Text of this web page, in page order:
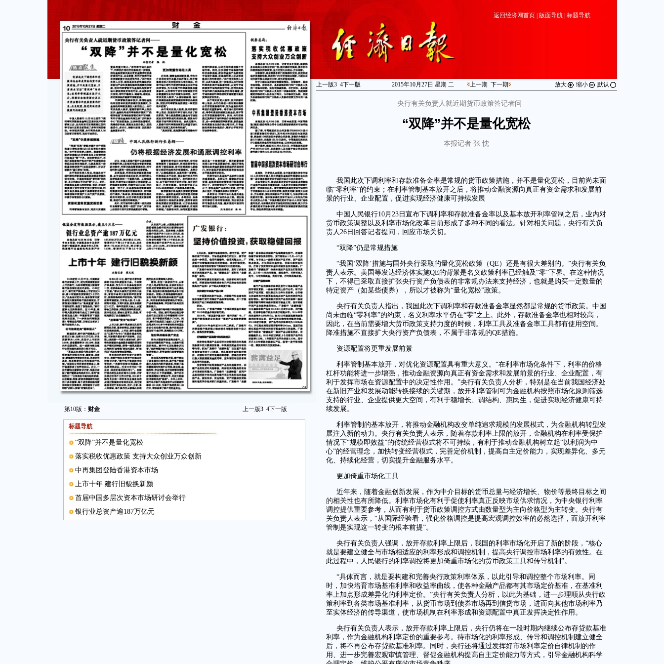
第10版： 财金 上一版3 4下一版
标题导航
“双降”并不是量化宽松
落实税收优惠政策 支持大众创业万众创新
中再集团登陆香港资本市场
上市十年 建行旧貌换新颜
首届中国多层次资本市场研讨会举行
银行业总资产逾187万亿元
返回经济网首页| 版面导航| 标题导航
上一版3 4下一版 2015年10月27日 星期 二 上一期 下一期 放大 缩小 默认
央行有关负责人就近期货币政策答记者问——
“双降”并不是量化宽松
本报记者 张 忱
我国此次下调利率和存款准备金率是常规的货币政策措施，并不是量化宽松，目前尚未面
临“零利率”的约束；在利率管制基本放开之后，将推动金融资源向真正有资金需求和发展前
景的行业、企业配置，促进实现经济健康可持续发展
中国人民银行10月23日宣布下调利率和存款准备金率以及基本放开利率管制之后，业内对
货币政策调整以及利率市场化改革目前形成了多种不同的看法。针对相关问题，央行有关负
责人26日回答记者提问，回应市场关切。
“双降”仍是常规措施
“我国‘双降’措施与国外央行采取的量化宽松政策（QE）还是有很大差别的。”央行有关负
责人表示。美国等发达经济体实施QE的背景是名义政策利率已经触及“零”下界。在这种情况
下，不得已采取直接扩张央行资产负债表的非常规办法来支持经济，也就是购买一定数量的
特定资产（如某些债券），所以才被称为“量化宽松”政策。
央行有关负责人指出，我国此次下调利率和存款准备金率显然都是常规的货币政策。中国
尚未面临“零利率”的约束，名义利率水平仍在“零”之上。此外，存款准备金率也相对较高，
因此，在当前需要增大货币政策支持力度的时候，利率工具及准备金率工具都有使用空间。
降准措施不直接扩大央行资产负债表，不属于非常规的QE措施。
资源配置将更重发展前景
利率管制基本放开，对优化资源配置具有重大意义。“在利率市场化条件下，利率的价格
杠杆功能将进一步增强，推动金融资源向真正有资金需求和发展前景的行业、企业配置，有
利于发挥市场在资源配置中的决定性作用。”央行有关负责人分析，特别是在当前我国经济处
在新旧产业和发展动能转换接续的关键期，放开利率管制可为金融机构按照市场化原则筛选
支持的行业、企业提供更大空间，有利于稳增长、调结构、惠民生，促进实现经济健康可持
续发展。
利率管制的基本放开，将推动金融机构改变单纯追求规模的发展模式，为金融机构转型发
展注入新的动力。央行有关负责人表示，随着存款利率上限的放开，金融机构在利率受保护
情况下“规模即效益”的传统经营模式将不可持续，有利于推动金融机构树立起“以利润为中
心”的经营理念，加快转变经营模式，完善定价机制，提高自主定价能力，实现差异化、多元
化、持续化经营，切实提升金融服务水平。
更加倚重市场化工具
近年来，随着金融创新发展，作为中介目标的货币总量与经济增长、物价等最终目标之间
的相关性也有所降低。利率市场化有利于促使利率真正反映市场供求情况，为中央银行利率
调控提供重要参考，从而有利于货币政策调控方式由数量型为主向价格型为主转变。央行有
关负责人表示，“从国际经验看，强化价格调控是提高宏观调控效率的必然选择，而放开利率
管制是实现这一转变的根本前提”。
央行有关负责人强调，放开存款利率上限后，我国的利率市场化开启了新的阶段，“核心
就是要建立健全与市场相适应的利率形成和调控机制，提高央行调控市场利率的有效性。在
此过程中，人民银行的利率调控将更加倚重市场化的货币政策工具和传导机制”。
“具体而言，就是要构建和完善央行政策利率体系，以此引导和调控整个市场利率。同
时，加快培育市场基准利率和收益率曲线，使各种金融产品都有其市场定价基准，在基准利
率上加点形成差异化的利率定价。”央行有关负责人分析，以此为基础，进一步理顺从央行政
策利率到各类市场基准利率，从货币市场到债券市场再到信贷市场，进而向其他市场利率乃
至实体经济的传导渠道，使市场机制在利率形成和资源配置中真正发挥决定性作用。
央行有关负责人表示，放开存款利率上限后，央行仍将在一段时期内继续公布存贷款基准
利率，作为金融机构利率定价的重要参考。待市场化的利率形成、传导和调控机制建立健全
后，将不再公布存贷款基准利率。同时，央行还将通过发挥好市场利率定价自律机制的作
用、进一步完善宏观审慎管理、督促金融机构提高自主定价能力等方式，引导金融机构科学